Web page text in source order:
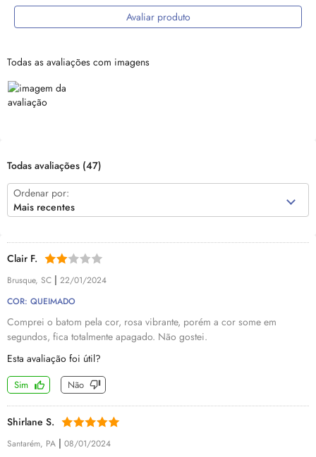
Avaliar produto
Todas as avaliações com imagens
Todas avaliações (47)
Ordenar por:
Mais recentes
Clair F.
Brusque, SC | 22/01/2024
COR: QUEIMADO
Comprei o batom pela cor, rosa vibrante, porém a cor some em
segundos, fica totalmente apagado. Não gostei.
Esta avaliação foi útil?
Sim Não
Shirlane S.
Santarém, PA | 08/01/2024